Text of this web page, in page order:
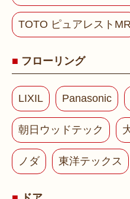
TOTO ピュアレストMR
フローリング
LIXIL Panasonic
朝日ウッドテック
ノダ 東洋テックス